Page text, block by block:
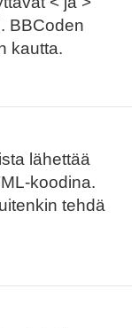
BBCoden
kautta.
lähettää
koodina.
tehdä